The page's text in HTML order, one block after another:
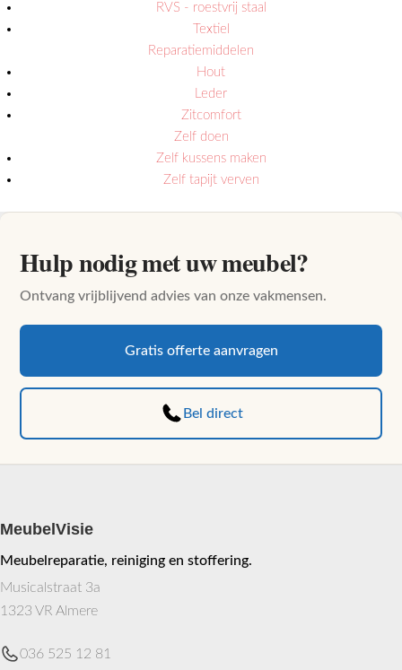
RVS - roestvrij staal
Textiel
Reparatiemiddelen
Hout
Leder
Zitcomfort
Zelf doen
Zelf kussens maken
Zelf tapijt verven
Hulp nodig met uw meubel?
Ontvang vrijblijvend advies van onze vakmensen.
Gratis offerte aanvragen
Bel direct
MeubelVisie
Meubelreparatie, reiniging en stoffering.
Musicalstraat 3a
1323 VR Almere
036 525 12 81